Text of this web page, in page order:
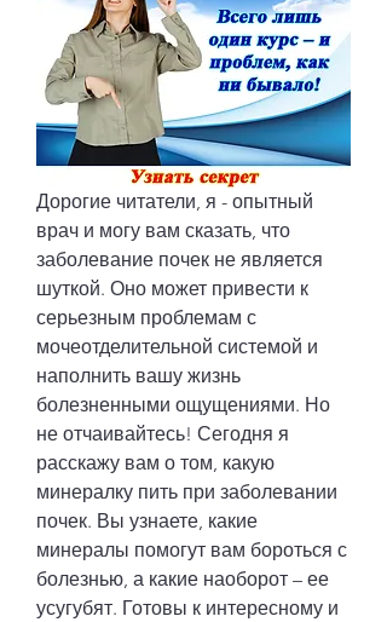
Дорогие читатели, я - опытный
врач и могу вам сказать, что
заболевание почек не является
шуткой. Оно может привести к
серьезным проблемам с
мочеотделительной системой и
наполнить вашу жизнь
болезненными ощущениями. Но
не отчаивайтесь! Сегодня я
расскажу вам о том, какую
минералку пить при заболевании
почек. Вы узнаете, какие
минералы помогут вам бороться с
болезнью, а какие наоборот – ее
усугубят. Готовы к интересному и